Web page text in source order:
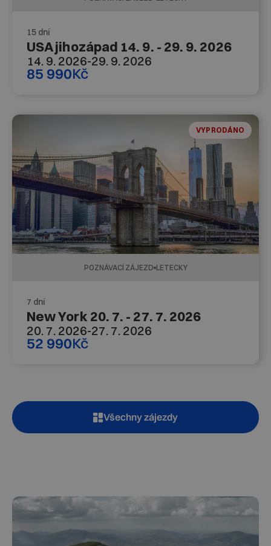
15 dní
USA jihozápad 14. 9. - 29. 9. 2026
14. 9. 2026-29. 9. 2026
85 990Kč
VYPRODÁNO
POZNÁVACÍ ZÁJEZD LETECKY
7 dní
New York 20. 7. - 27. 7. 2026
20. 7. 2026-27. 7. 2026
52 990Kč
Všechny zájezdy